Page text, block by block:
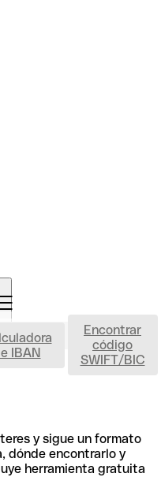
IBAN
Encontrar
código
SWIFT/BIC
y sigue un formato
dónde encontrarlo y
herramienta gratuita